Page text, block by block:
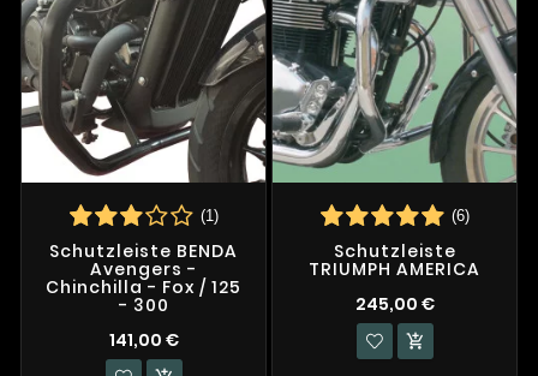
(1)
Schutzleiste BENDA
Avengers -
Chinchilla - Fox / 125
- 300
141,00 €
(6)
Schutzleiste
TRIUMPH AMERICA
245,00 €
